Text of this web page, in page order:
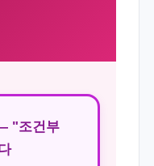
"조건부